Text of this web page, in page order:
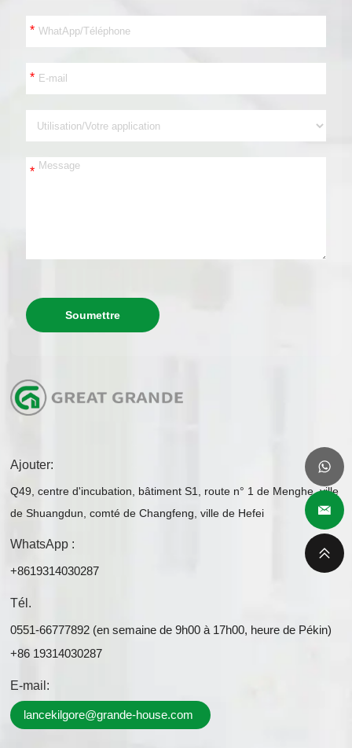
*
*
*
Soumettre
Ajouter:
Q49, centre d'incubation, bâtiment S1, route n° 1 de Menghe, ville
de Shuangdun, comté de Changfeng, ville de Hefei
WhatsApp :
+8619314030287
Tél.
0551-66777892 (en semaine de 9h00 à 17h00, heure de Pékin)
+86 19314030287
E-mail:
lancekilgore@grande-house.com